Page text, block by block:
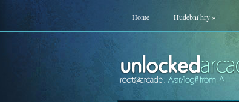
Home Hudební hry»